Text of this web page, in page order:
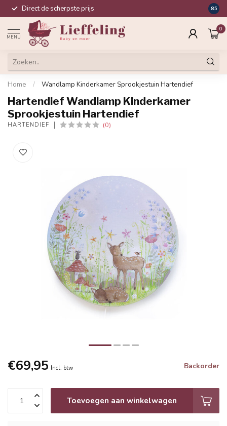
Direct de scherpste prijs 8.5
MENU
0
Home / Wandlamp Kinderkamer Sprookjestuin Hartendief
Hartendief Wandlamp Kinderkamer
Sprookjestuin Hartendief
HARTENDIEF (0)
€69,95 Incl. btw Backorder
Toevoegen aan winkelwagen